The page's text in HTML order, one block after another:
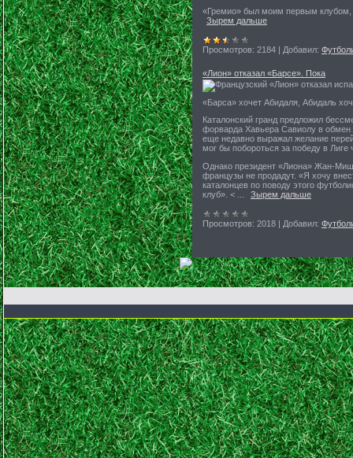
«Гремио» был моим первым клубом,
Зырем дальше
Просмотров: 2184 | Добавил:
«Лион» отказал «Барсе». Пока
Французский «Лион» отказал
«Барса» хочет Абидаля, Абидаль
Каталонский гранд предложил
форварда Хавьера Савиолу в обмен
еще недавно выражал желание
мог бы побороться за победу в Лиге
Однако президент «Лиона» Жан-
французы не продадут. «Я хочу
каталонцев по поводу этого
клуб». <
Зырем дальше
Просмотров: 2018 | Добавил: